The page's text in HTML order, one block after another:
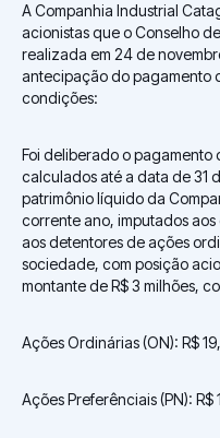
A Companhia Industrial
acionistas que o Conselho
realizada em 24 de
antecipação do pagamento
condições:
Foi deliberado o
calculados até a data de 31
patrimônio líquido da
corrente ano, imputados
aos detentores de ações
sociedade, com posição
montante de R$ 3 milhões,
Ações Ordinárias (ON): R$
Ações Preferênciais (PN): R$